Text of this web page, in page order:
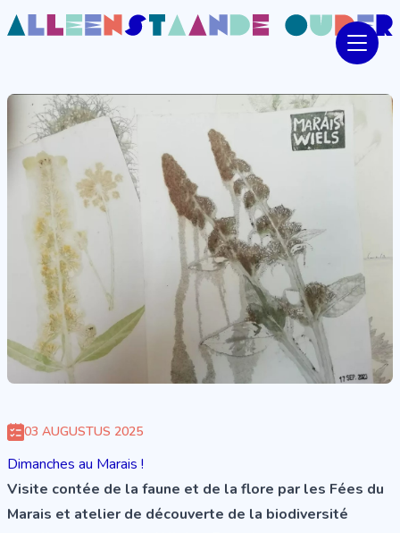
03 AUGUSTUS 2025
Dimanches au Marais !
Visite contée de la faune et de la flore par les Fées du
Marais et atelier de découverte de la biodiversité